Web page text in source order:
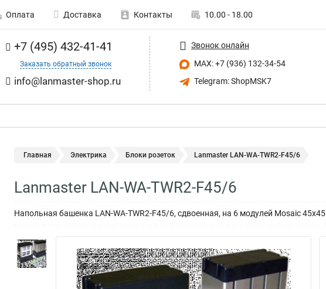
Оплата Доставка Контакты 10.00 - 18.00
+7 (495) 432-41-41
Заказать обратный звонок
info@lanmaster-shop.ru
Звонок онлайн
MAX: +7 (936) 132-34-54
Telegram: ShopMSK7
Главная Электрика Блоки розеток Lanmaster LAN-WA-TWR2-F45/6
Lanmaster LAN-WA-TWR2-F45/6
Напольная башенка LAN-WA-TWR2-F45/6, сдвоенная, на 6 модулей Mosaic 45x45